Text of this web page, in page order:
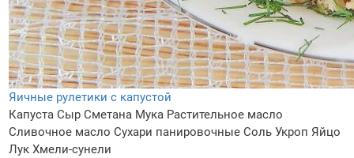
Яичные рулетики с капустой
Капуста Сыр Сметана Мука Растительное масло
Сливочное масло Сухари панировочные Соль Укроп Яйцо
Лук Хмели-сунели